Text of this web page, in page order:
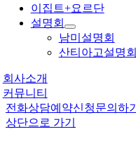
이집트+요르단
설명회
남미설명회
산티아고설명회
회사소개
커뮤니티
전화상담예약신청문의하기
상단으로 가기